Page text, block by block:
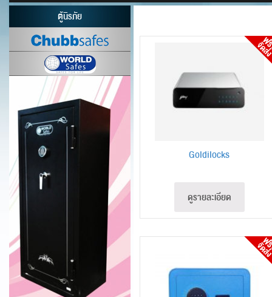
ตู้นิรภัย
Goldilocks
ดูรายละเอียด